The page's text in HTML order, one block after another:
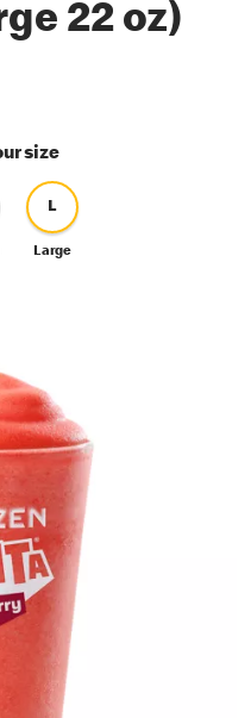
22 oz)
size
L
Large